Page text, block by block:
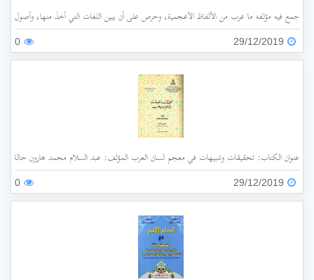
جمع فيه مؤلفه ما عرب من الألفاظ الأعجمية، وحرص على أن يبين اللغات التي أُخذَ منها، وأصول
29/12/2019
0
عنوان الكتاب: تحقيقات وتنبيهات في معجم لسان العرب المؤلف: عبد السلام محمد هارون حالة الفهرسة: غير مفهرس الناشر: جامعة الملك عبد
29/12/2019
0